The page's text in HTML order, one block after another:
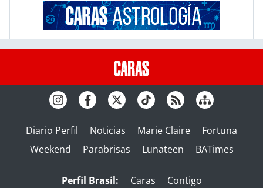
Diario Perfil Noticias Marie Claire
Fortuna
Weekend
Parabrisas Lunateen BATimes
Perfil Brasil: Caras
Contigo